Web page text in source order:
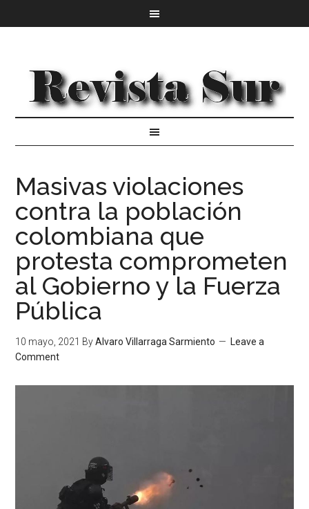
Masivas violaciones
contra la población
colombiana que
protesta comprometen
al Gobierno y la Fuerza
Pública
10 mayo, 2021 ByAlvaro Villarraga Sarmiento
Leave a
Comment